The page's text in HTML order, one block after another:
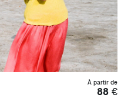
À partir de
88€